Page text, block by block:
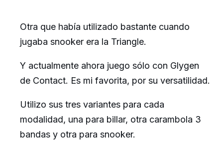
Otra que había utilizado bastante cuando
jugaba snooker era la Triangle.
Y actualmente ahora juego sólo con Glygen
de Contact. Es mi favorita, por su versatilidad.
Utilizo sus tres variantes para cada
modalidad, una para billar, otra carambola 3
bandas y otra para snooker.